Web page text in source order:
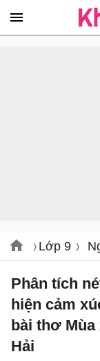
Lớp 9
Phân tích
hiện cảm
bài thơ Mùa
Hải